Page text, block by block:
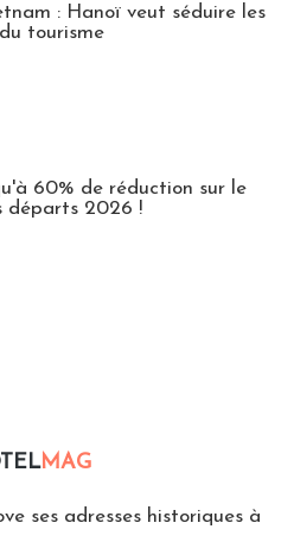
: Hanoï veut séduire les
tourisme
60% de réduction sur le
départs 2026 !
MAG
ses adresses historiques à